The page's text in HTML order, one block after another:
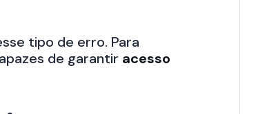
tipo de erro. Para
de garantir acesso